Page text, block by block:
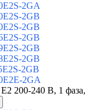
2GA
2GB
2GB
2GB
2GB
2GB
2GB
2GA
200-240 В, 1 фаза,